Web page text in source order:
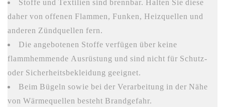
daher von offenen Flammen, Funken, Heizquellen und
anderen Zündquellen fern.
Die angebotenen Stoffe verfügen über keine
flammhemmende Ausrüstung und sind nicht für Schutz-
oder Sicherheitsbekleidung geeignet.
Beim Bügeln sowie bei der Verarbeitung in der Nähe
von Wärmequellen besteht Brandgefahr.